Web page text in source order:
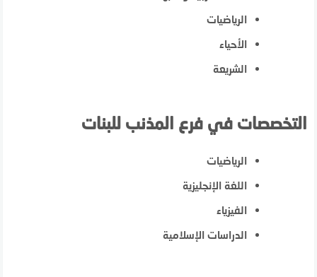
الرياضيات
الأحياء
الشريعة
التخصصات في فرع المذنب للبنات
الرياضيات
اللغة الإنجليزية
الفيزياء
الدراسات الإسلامية